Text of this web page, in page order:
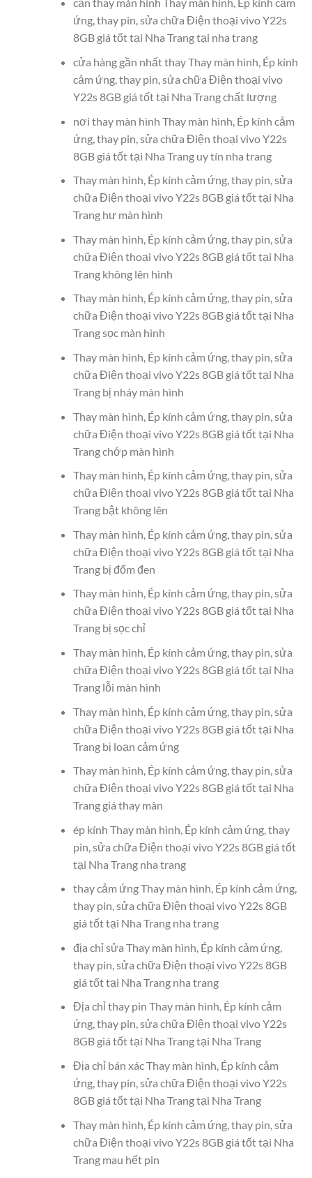
cần thay màn hình Thay màn hình, Ép kính cảm
ứng, thay pin, sửa chữa Điện thoại vivo Y22s
8GB giá tốt tại Nha Trang tại nha trang
cửa hàng gần nhất thay Thay màn hình, Ép kính
cảm ứng, thay pin, sửa chữa Điện thoại vivo
Y22s 8GB giá tốt tại Nha Trang chất lượng
nơi thay màn hình Thay màn hình, Ép kính cảm
ứng, thay pin, sửa chữa Điện thoại vivo Y22s
8GB giá tốt tại Nha Trang uy tín nha trang
Thay màn hình, Ép kính cảm ứng, thay pin, sửa
chữa Điện thoại vivo Y22s 8GB giá tốt tại Nha
Trang hư màn hình
Thay màn hình, Ép kính cảm ứng, thay pin, sửa
chữa Điện thoại vivo Y22s 8GB giá tốt tại Nha
Trang không lên hình
Thay màn hình, Ép kính cảm ứng, thay pin, sửa
chữa Điện thoại vivo Y22s 8GB giá tốt tại Nha
Trang sọc màn hình
Thay màn hình, Ép kính cảm ứng, thay pin, sửa
chữa Điện thoại vivo Y22s 8GB giá tốt tại Nha
Trang bị nháy màn hình
Thay màn hình, Ép kính cảm ứng, thay pin, sửa
chữa Điện thoại vivo Y22s 8GB giá tốt tại Nha
Trang chớp màn hình
Thay màn hình, Ép kính cảm ứng, thay pin, sửa
chữa Điện thoại vivo Y22s 8GB giá tốt tại Nha
Trang bật không lên
Thay màn hình, Ép kính cảm ứng, thay pin, sửa
chữa Điện thoại vivo Y22s 8GB giá tốt tại Nha
Trang bị đốm đen
Thay màn hình, Ép kính cảm ứng, thay pin, sửa
chữa Điện thoại vivo Y22s 8GB giá tốt tại Nha
Trang bị sọc chỉ
Thay màn hình, Ép kính cảm ứng, thay pin, sửa
chữa Điện thoại vivo Y22s 8GB giá tốt tại Nha
Trang lỗi màn hình
Thay màn hình, Ép kính cảm ứng, thay pin, sửa
chữa Điện thoại vivo Y22s 8GB giá tốt tại Nha
Trang bị loạn cảm ứng
Thay màn hình, Ép kính cảm ứng, thay pin, sửa
chữa Điện thoại vivo Y22s 8GB giá tốt tại Nha
Trang giá thay màn
ép kính Thay màn hình, Ép kính cảm ứng, thay
pin, sửa chữa Điện thoại vivo Y22s 8GB giá tốt
tại Nha Trang nha trang
thay cảm ứng Thay màn hình, Ép kính cảm ứng,
thay pin, sửa chữa Điện thoại vivo Y22s 8GB
giá tốt tại Nha Trang nha trang
địa chỉ sửa Thay màn hình, Ép kính cảm ứng,
thay pin, sửa chữa Điện thoại vivo Y22s 8GB
giá tốt tại Nha Trang nha trang
Địa chỉ thay pin Thay màn hình, Ép kính cảm
ứng, thay pin, sửa chữa Điện thoại vivo Y22s
8GB giá tốt tại Nha Trang tại Nha Trang
Địa chỉ bán xác Thay màn hình, Ép kính cảm
ứng, thay pin, sửa chữa Điện thoại vivo Y22s
8GB giá tốt tại Nha Trang tại Nha Trang
Thay màn hình, Ép kính cảm ứng, thay pin, sửa
chữa Điện thoại vivo Y22s 8GB giá tốt tại Nha
Trang mau hết pin